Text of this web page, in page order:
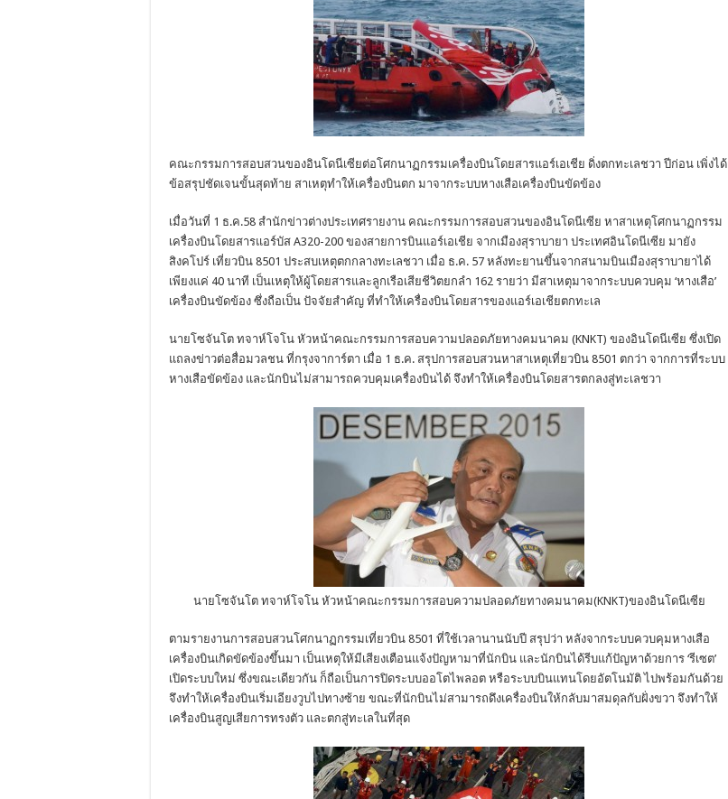
คณะกรรมการสอบสวนของอินโดนีเซียต่อโศกนาฏกรรมเครื่องบินโดยสารแอร์เอเชีย ดิ่งตกทะเลชวา ปีก่อน เพิ่งได้
ข้อสรุปชัดเจนขั้นสุดท้าย สาเหตุทำให้เครื่องบินตก มาจากระบบหางเสือเครื่องบินขัดข้อง
เมื่อวันที่ 1 ธ.ค.58 สำนักข่าวต่างประเทศรายงาน คณะกรรมการสอบสวนของอินโดนีเซีย หาสาเหตุโศกนาฏกรรม
เครื่องบินโดยสารแอร์บัส A320-200 ของสายการบินแอร์เอเชีย จากเมืองสุราบายา ประเทศอินโดนีเซีย มายัง
สิงคโปร์ เที่ยวบิน 8501 ประสบเหตุตกกลางทะเลชวา เมื่อ ธ.ค. 57 หลังทะยานขึ้นจากสนามบินเมืองสุราบายาได้
เพียงแค่ 40 นาที เป็นเหตุให้ผู้โดยสารและลูกเรือเสียชีวิตยกลำ 162 รายว่า มีสาเหตุมาจากระบบควบคุม ‘หางเสือ’
เครื่องบินขัดข้อง ซึ่งถือเป็น ปัจจัยสำคัญ ที่ทำให้เครื่องบินโดยสารของแอร์เอเชียตกทะเล
นายโซจันโต ทจาห์โจโน หัวหน้าคณะกรรมการสอบความปลอดภัยทางคมนาคม (KNKT) ของอินโดนีเซีย ซึ่งเปิด
แถลงข่าวต่อสื่อมวลชน ที่กรุงจาการ์ตา เมื่อ 1 ธ.ค. สรุปการสอบสวนหาสาเหตุเที่ยวบิน 8501 ตกว่า จากการที่ระบบ
หางเสือขัดข้อง และนักบินไม่สามารถควบคุมเครื่องบินได้ จึงทำให้เครื่องบินโดยสารตกลงสู่ทะเลชวา
นายโซจันโต ทจาห์โจโน หัวหน้าคณะกรรมการสอบความปลอดภัยทางคมนาคม(KNKT)ของอินโดนีเซีย
ตามรายงานการสอบสวนโศกนาฏกรรมเที่ยวบิน 8501 ที่ใช้เวลานานนับปี สรุปว่า หลังจากระบบควบคุมหางเสือ
เครื่องบินเกิดขัดข้องขึ้นมา เป็นเหตุให้มีเสียงเตือนแจ้งปัญหามาที่นักบิน และนักบินได้รีบแก้ปัญหาด้วยการ ‘รีเซต’
เปิดระบบใหม่ ซึ่งขณะเดียวกัน ก็ถือเป็นการปิดระบบออโตไพลอต หรือระบบบินแทนโดยอัตโนมัติ ไปพร้อมกันด้วย
จึงทำให้เครื่องบินเริ่มเอียงวูบไปทางซ้าย ขณะที่นักบินไม่สามารถดึงเครื่องบินให้กลับมาสมดุลกับฝั่งขวา จึงทำให้
เครื่องบินสูญเสียการทรงตัว และตกสู่ทะเลในที่สุด